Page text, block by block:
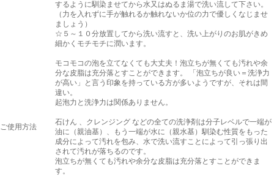
ご使用方法
するように馴染ませてから水又はぬるま湯で洗い流して下さい。
（力を入れずに手が触れるか触れないか位の力で優しくなじませ
ましょう）
☆５～１０分放置してから洗い流すと、洗い上がりのお肌がきめ
細かくモチモチに潤います。
モコモコの泡を立てなくても大丈夫！泡立ちが無くても汚れや余
分な皮脂は充分落とすことができます。 「泡立ちが良い＝洗浄力
が高い」と言う印象を持っている方が多いようですが、それは間
違い。
起泡力と洗浄力は関係ありません。
石けん 、クレンジング などの全ての洗浄剤は分子レベルで一端が
油に（親油基）、もう一端が水に（親水基）馴染む性質をもった
成分によって汚れを包み、水で洗い流すことによって引っ張り出
されて汚れが落ちるのです。
泡立ちが無くても汚れや余分な皮脂は充分落とすことができま
す。